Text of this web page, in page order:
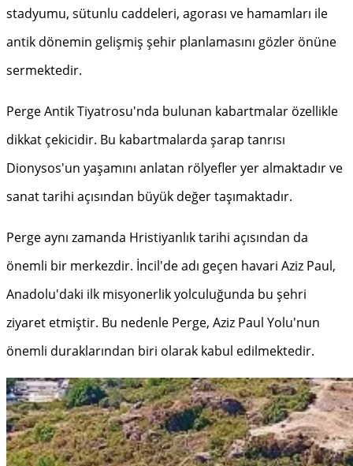
stadyumu, sütunlu caddeleri, agorası ve hamamları ile
antik dönemin gelişmiş şehir planlamasını gözler önüne
sermektedir.
Perge Antik Tiyatrosu'nda bulunan kabartmalar özellikle
dikkat çekicidir. Bu kabartmalarda şarap tanrısı
Dionysos'un yaşamını anlatan rölyefler yer almaktadır ve
sanat tarihi açısından büyük değer taşımaktadır.
Perge aynı zamanda Hristiyanlık tarihi açısından da
önemli bir merkezdir. İncil'de adı geçen havari Aziz Paul,
Anadolu'daki ilk misyonerlik yolculuğunda bu şehri
ziyaret etmiştir. Bu nedenle Perge, Aziz Paul Yolu'nun
önemli duraklarından biri olarak kabul edilmektedir.